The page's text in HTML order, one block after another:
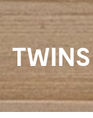
TWINS